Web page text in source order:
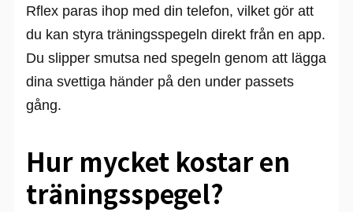
Rflex paras ihop med din telefon, vilket gör att
du kan styra träningsspegeln direkt från en app.
Du slipper smutsa ned spegeln genom att lägga
dina svettiga händer på den under passets
gång.
Hur mycket kostar en
träningsspegel?